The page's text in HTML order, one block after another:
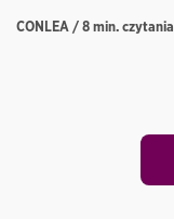
CONLEA / 8 min. czytania